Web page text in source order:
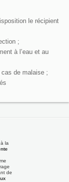
le récipient
;
à l’eau et au
de malaise ;
la
de